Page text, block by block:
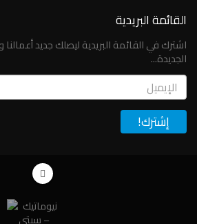
القائمة البريدية
اشترك في القائمة البريدية ليصلك جديد
الجديدة...
Email